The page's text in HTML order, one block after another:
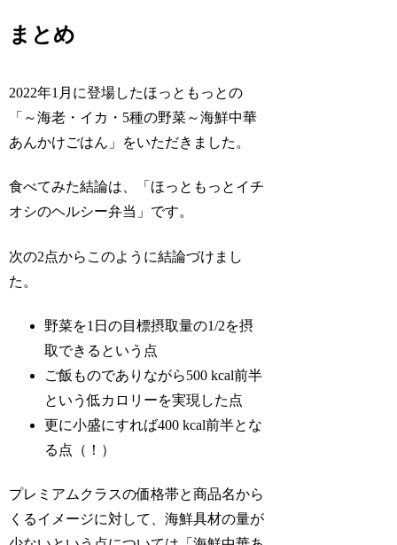
まとめ
2022年1月に登場したほっともっとの
「～海老・イカ・5種の野菜～海鮮中華
あんかけごはん」をいただきました。
食べてみた結論は、「ほっともっとイチ
オシのヘルシー弁当」です。
次の2点からこのように結論づけまし
た。
野菜を1日の目標摂取量の1/2を摂
取できるという点
ご飯ものでありながら500 kcal前半
という低カロリーを実現した点
更に小盛にすれば400 kcal前半とな
る点（！）
プレミアムクラスの価格帯と商品名から
くるイメージに対して、海鮮具材の量が